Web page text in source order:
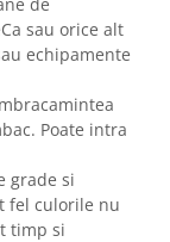
sau orice alt
echipamente
Poate intra
grade si
fel culorile nu
timp si